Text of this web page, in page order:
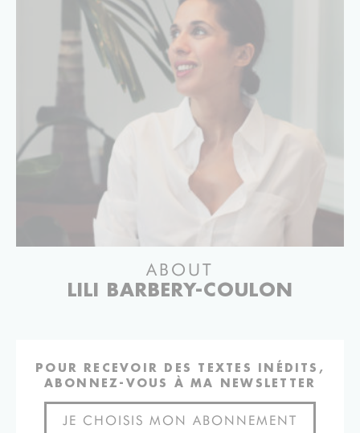
ABOUT
LILI BARBERY-COULON
POUR RECEVOIR DES TEXTES INÉDITS,
ABONNEZ-VOUS À MA NEWSLETTER
JE CHOISIS MON ABONNEMENT